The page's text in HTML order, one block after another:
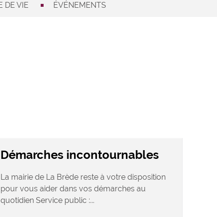
DE VIE ÉVÉNEMENTS
Démarches incontournables
La mairie de La Brède reste à votre disposition
pour vous aider dans vos démarches au
quotidien Service public :...